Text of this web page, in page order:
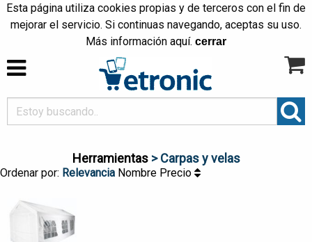
Esta página utiliza cookies propias y de terceros con el fin de
mejorar el servicio. Si continuas navegando, aceptas su uso.
Más información aquí. cerrar
Herramientas> Carpas y velas
Ordenar por: Relevancia Nombre Precio